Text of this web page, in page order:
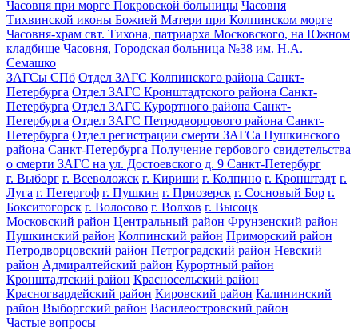
Часовня при морге Покровской больницы Часовня
Тихвинской иконы Божией Матери при Колпинском морге
Часовня-храм свт. Тихона, патриарха Московского, на Южном
кладбище Часовня, Городская больница №38 им. Н.А.
Семашко
ЗАГСы СПб Отдел ЗАГС Колпинского района Санкт-
Петербурга Отдел ЗАГС Кронштадтского района Санкт-
Петербурга Отдел ЗАГС Курортного района Санкт-
Петербурга Отдел ЗАГС Петродворцового района Санкт-
Петербурга Отдел регистрации смерти ЗАГСа Пушкинского
района Санкт-Петербурга Получение гербового свидетельства
о смерти ЗАГС на ул. Достоевского д. 9 Санкт-Петербург
г. Выборг г. Всеволожск г. Кириши г. Колпино г. Кронштадт г.
Луга г. Петергоф г. Пушкин г. Приозерск г. Сосновый Бор г.
Бокситогорск г. Волосово г. Волхов г. Высоцк
Московский район Центральный район Фрунзенский район
Пушкинский район Колпинский район Приморский район
Петродворцовский район Петроградский район Невский
район Адмиралтейский район Курортный район
Кронштадтский район Красносельский район
Красногвардейский район Кировский район Калининский
район Выборгский район Василеостровский район
Частые вопросы